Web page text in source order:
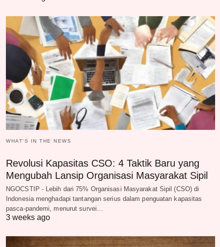
WHAT‘S IN THE NEWS
Revolusi Kapasitas CSO: 4 Taktik Baru yang
Mengubah Lansip Organisasi Masyarakat Sipil
NGOCSTIP - Lebih dari 75% Organisasi Masyarakat Sipil (CSO) di
Indonesia menghadapi tantangan serius dalam penguatan kapasitas
pasca-pandemi, menurut survei…
3 weeks ago